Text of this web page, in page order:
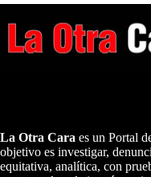
La Otra Cara es un Portal
objetivo es investigar,
equitativa, analítica, con